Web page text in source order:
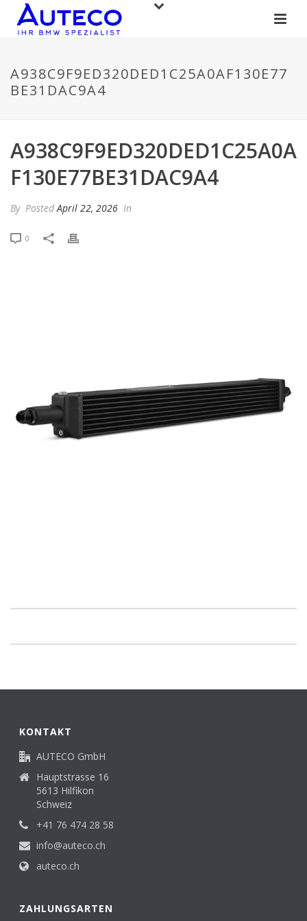
A938C9F9ED320DED1C25A0AF130E77
BE31DAC9A4
A938C9F9ED320DED1C25A0A
F130E77BE31DAC9A4
By PostedApril 22, 2026 In
0
KONTAKT
AUTECO GmbH
Hauptstrasse 16
5613 Hilfikon
Schweiz
+41 76 474 28 58
info@auteco.ch
auteco.ch
ZAHLUNGSARTEN